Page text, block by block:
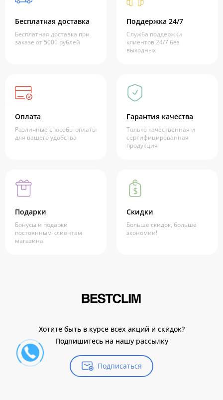
Бесплатная доставка
Бесплатная доставка при
заказе от 5000 рублей
Поддержка 24/7
Служба поддержки
клиентов 24/7 без
выходных
Оплата
Различные способы оплаты
для вашего удобства
Гарантия качества
Только качественная и
сертифицированная
продукция
Подарки
Бонусы и подарки
постоянным клиентам
магазина
Скидки
Больше скидок, больше
экономии!
Хотите быть в курсе всех акций и скидок?
Подпишитесь на нашу рассылку
Подписаться